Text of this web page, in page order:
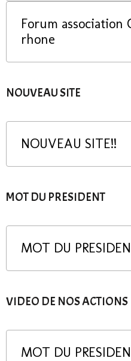
Forum association
rhone
NOUVEAU SITE
NOUVEAU SITE!!
MOT DU PRESIDENT
MOT DU
VIDEO DE NOS ACTIONS
MOT DU